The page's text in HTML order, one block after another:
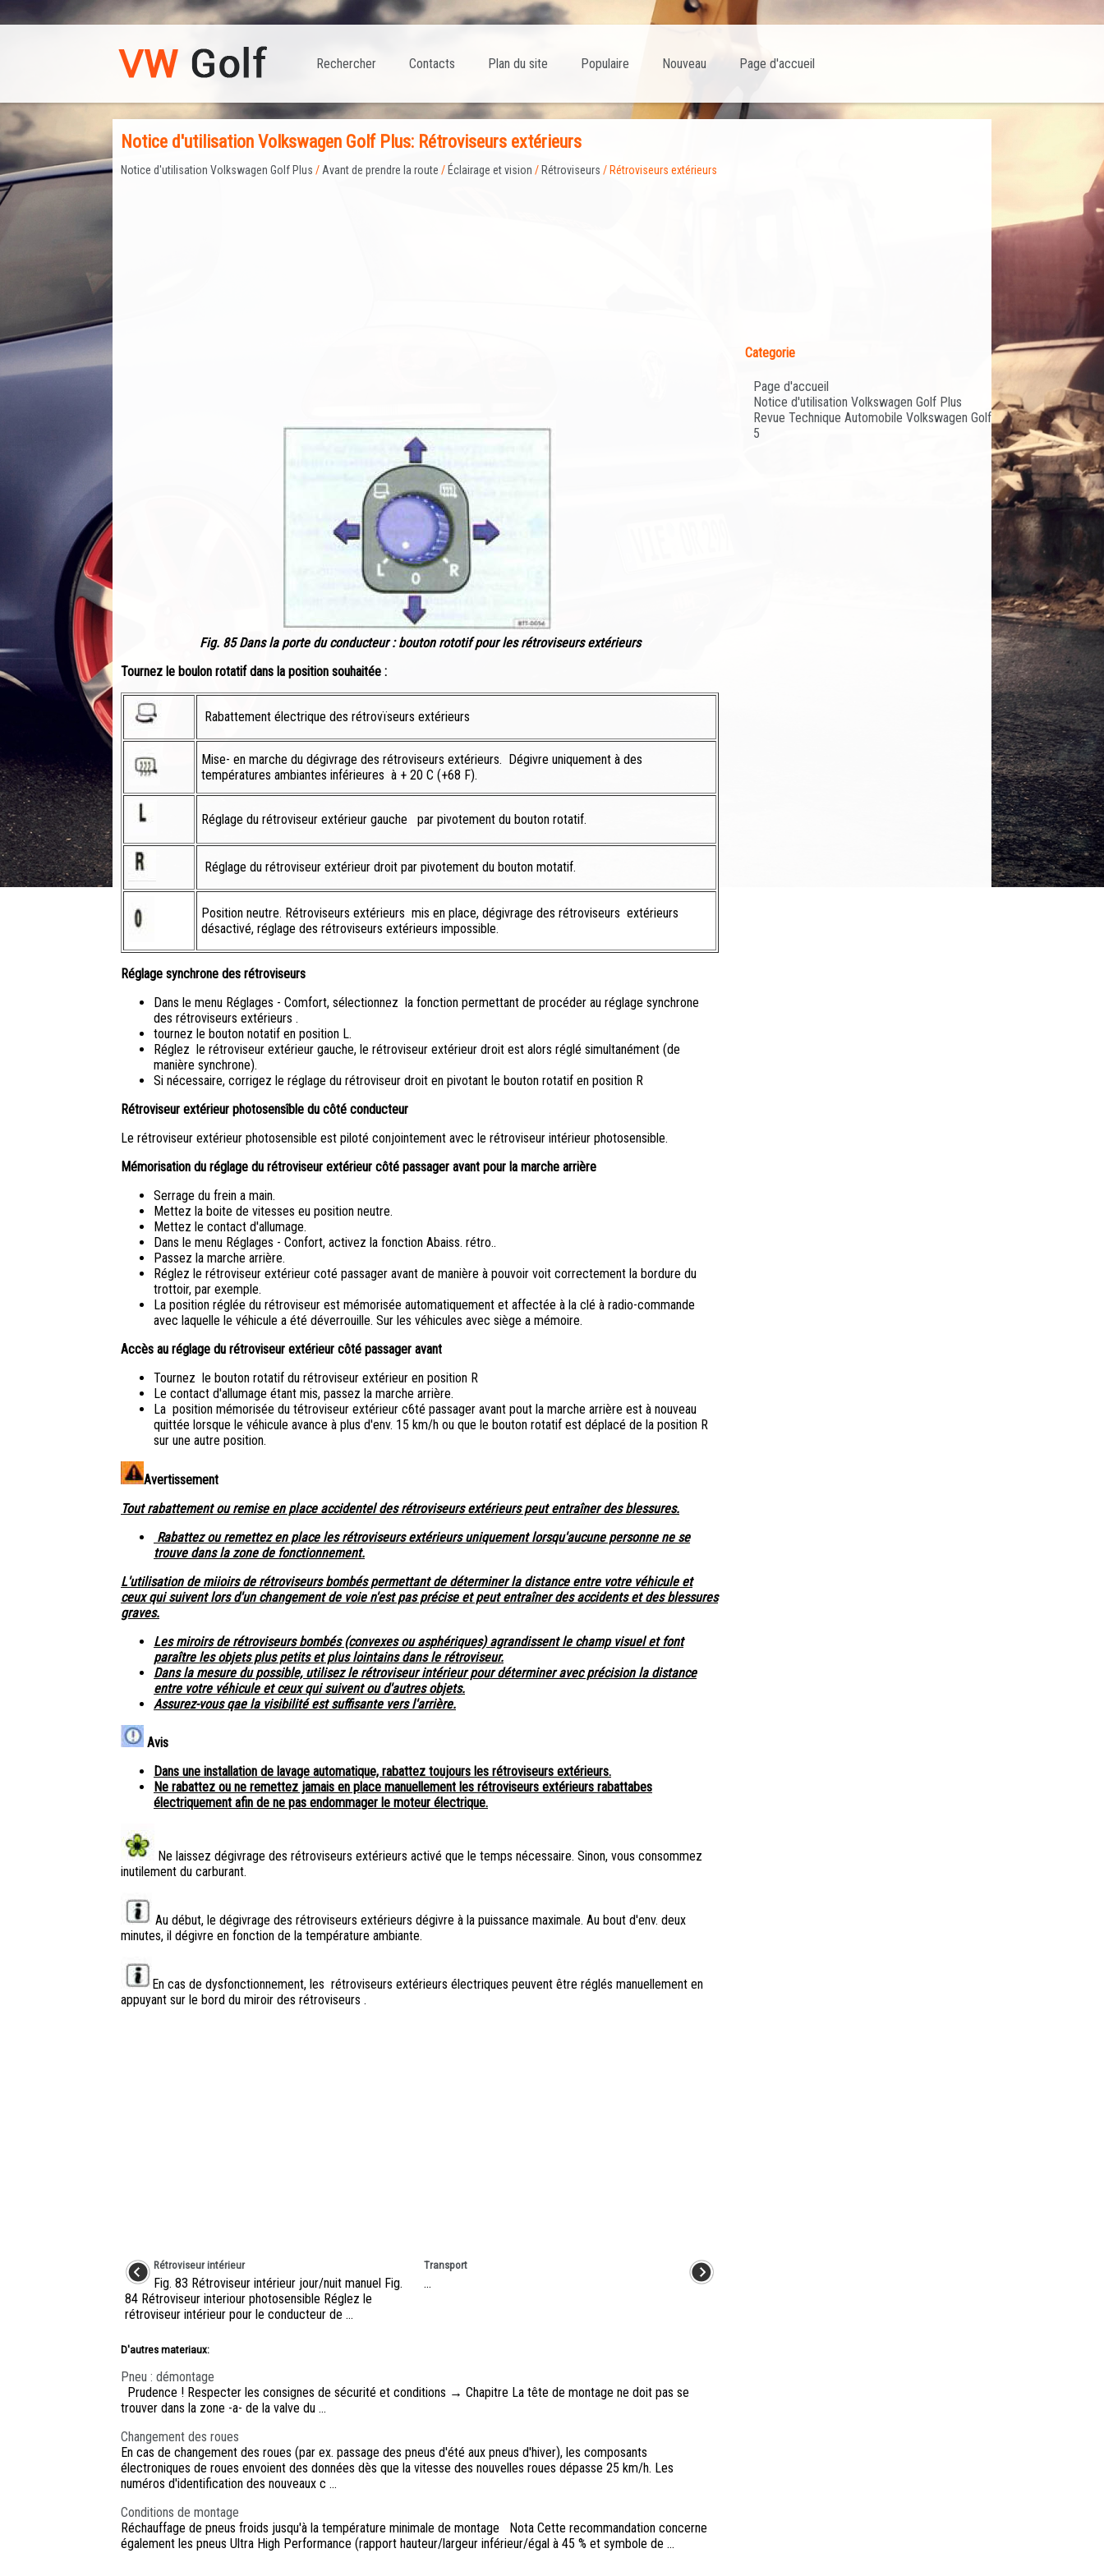
Page d'accueil
Nouveau
Populaire
Plan du site
Contacts
Rechercher
Notice d'utilisation Volkswagen Golf Plus: Rétroviseurs extérieurs
Notice d'utilisation Volkswagen Golf Plus /Avant de prendre la route / Éclairage et vision / Rétroviseurs / Rétroviseurs extérieurs
Fig. 85 Dans la porte du conducteur : bouton rototif pour les rétroviseurs extérieurs
Tournez le boulon rotatif dans la position souhaitée :
Rabattement électrique des rétrovïseurs extérieurs
Mise- en marche du dégivrage des rétroviseurs extérieurs. Dégivre uniquement à des
températures ambiantes inférieures à + 20 C (+68 F).
Réglage du rétroviseur extérieur gauche par pivotement du bouton rotatif.
Réglage du rétroviseur extérieur droit par pivotement du bouton motatif.
Position neutre. Rétroviseurs extérieurs mis en place, dégivrage des rétroviseurs extérieurs
désactivé, réglage des rétroviseurs extérieurs impossible.
Réglage synchrone des rétroviseurs
Dans le menu Réglages - Comfort, sélectionnez la fonction permettant de procéder au réglage synchrone
des rétroviseurs extérieurs .
tournez le bouton notatif en position L.
Réglez le rétroviseur extérieur gauche, le rétroviseur extérieur droit est alors réglé simultanément (de
manière synchrone).
Si nécessaire, corrigez le réglage du rétroviseur droit en pivotant le bouton rotatif en position R
Rétroviseur extérieur photosensîble du côté conducteur
Le rétroviseur extérieur photosensible est piloté conjointement avec le rétroviseur intérieur photosensible.
Mémorisation du réglage du rétroviseur extérieur côté passager avant pour la marche arrière
Serrage du frein a main.
Mettez la boite de vitesses eu position neutre.
Mettez le contact d'allumage.
Dans le menu Réglages - Confort, activez la fonction Abaiss. rétro..
Passez la marche arrière.
Réglez le rétroviseur extérieur coté passager avant de manière à pouvoir voit correctement la bordure du
trottoir, par exemple.
La position réglée du rétroviseur est mémorisée automatiquement et affectée à la clé à radio-commande
avec laquelle le véhicule a été déverrouille. Sur les véhicules avec siège a mémoire.
Accès au réglage du rétroviseur extérieur côté passager avant
Tournez le bouton rotatif du rétroviseur extérieur en position R
Le contact d'allumage étant mis, passez la marche arrière.
La position mémorisée du tétroviseur extérieur c6té passager avant pout la marche arrière est à nouveau
quittée lorsque le véhicule avance à plus d'env. 15 km/h ou que le bouton rotatif est déplacé de la position R
sur une autre position.
Avertissement
Tout rabattement ou remise en place accidentel des rétroviseurs extérieurs peut entraîner des blessures.
Rabattez ou remettez en place les rétroviseurs extérieurs uniquement lorsqu'aucune personne ne se
trouve dans la zone de fonctionnement.
L'utilisation de miioirs de rétroviseurs bombés permettant de déterminer la distance entre votre véhicule et
ceux qui suivent lors d'un changement de voie n'est pas précise et peut entraîner des accidents et des blessures
graves.
Les miroirs de rétroviseurs bombés (convexes ou asphériques) agrandissent le champ visuel et font
paraître les objets plus petits et plus lointains dans le rétroviseur.
Dans la mesure du possible, utilisez le rétroviseur intérieur pour déterminer avec précision la distance
entre votre véhicule et ceux qui suivent ou d'autres objets.
Assurez-vous qae la visibilité est suffisante vers l'arrière.
Avis
Dans une installation de lavage automatique, rabattez toujours les rétroviseurs extérieurs.
Ne rabattez ou ne remettez jamais en place manuellement les rétroviseurs extérieurs rabattabes
électriquement afin de ne pas endommager le moteur électrique.
Ne laissez dégivrage des rétroviseurs extérieurs activé que le temps nécessaire. Sinon, vous consommez
inutilement du carburant.
Au début, le dégivrage des rétroviseurs extérieurs dégivre à la puissance maximale. Au bout d'env. deux
minutes, il dégivre en fonction de la température ambiante.
En cas de dysfonctionnement, les rétroviseurs extérieurs électriques peuvent être réglés manuellement en
appuyant sur le bord du miroir des rétroviseurs .
Rétroviseur intérieur
Fig. 83 Rétroviseur intérieur jour/nuit manuel Fig.
84 Rétroviseur interiour photosensible Réglez le
rétroviseur intérieur pour le conducteur de ...
Transport
...
D'autres materiaux:
Pneu : démontage
Prudence ! Respecter les consignes de sécurité et conditions → Chapitre La tête de montage ne doit pas se
trouver dans la zone -a- de la valve du ...
Changement des roues
En cas de changement des roues (par ex. passage des pneus d'été aux pneus d'hiver), les composants
électroniques de roues envoient des données dès que la vitesse des nouvelles roues dépasse 25 km/h. Les
numéros d'identification des nouveaux c ...
Conditions de montage
Réchauffage de pneus froids jusqu'à la température minimale de montage Nota Cette recommandation concerne
également les pneus Ultra High Performance (rapport hauteur/largeur inférieur/égal à 45 % et symbole de ...
Categorie
Page d'accueil
Notice d'utilisation Volkswagen Golf Plus
Revue Technique Automobile Volkswagen Golf
5